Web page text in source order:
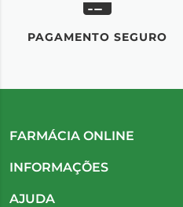
PAGAMENTO SEGURO
FARMÁCIA ONLINE
INFORMAÇÕES
AJUDA